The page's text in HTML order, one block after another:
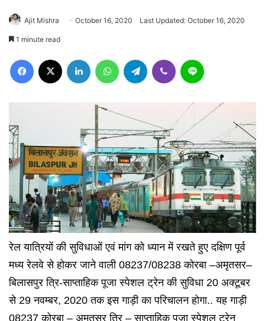
Ajit Mishra October 16, 2020 Last Updated: October 16, 2020
1 minute read
Facebook LinkedIn WhatsAppTelegram Viber
रेल यात्रियों की सुविधाओं एवं मांग को ध्यान में रखते हुए दक्षिण पूर्व
मध्य रेलवे से होकर जाने वाली 08237/08238 कोरबा –अमृतसर–
बिलासपुर त्रि-साप्ताहिक पूजा स्पेशल ट्रेन की सुविधा 20 अक्टूबर
से 29 नवम्बर, 2020 तक इस गाड़ी का परिचालन होगा.. यह गाड़ी
08237 कोरबा – अमृतसर त्रि – साप्ताहिक पूजा स्पेशल ट्रेन